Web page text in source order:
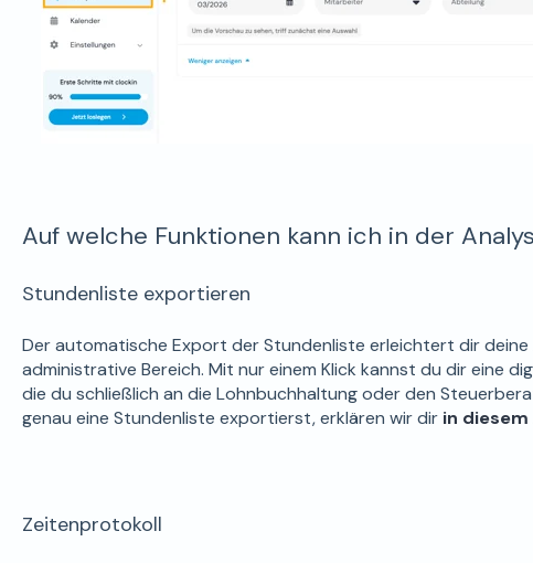
Auf welche Funktionen kann ich in der
Stundenliste exportieren
Der automatische Export der Stundenliste erleichtert dir
administrative Bereich. Mit nur einem Klick kannst du dir eine
die du schließlich an die Lohnbuchhaltung oder den
genau eine Stundenliste exportierst, erklären wir dir in
Zeitenprotokoll